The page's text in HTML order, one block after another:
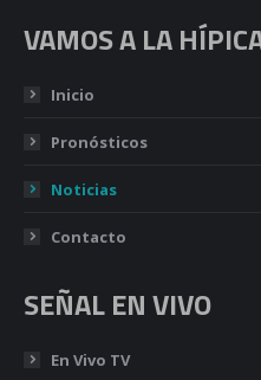
VAMOS A LA
Inicio
Pronósticos
Noticias
Contacto
SEÑAL EN VIVO
En Vivo TV